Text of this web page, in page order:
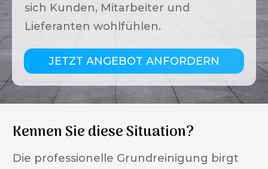
sich Kunden, Mitarbeiter und
Lieferanten wohlfühlen.
JETZT ANGEBOT ANFORDERN
Kennen Sie diese Situation?
Die professionelle Grundreinigung birgt